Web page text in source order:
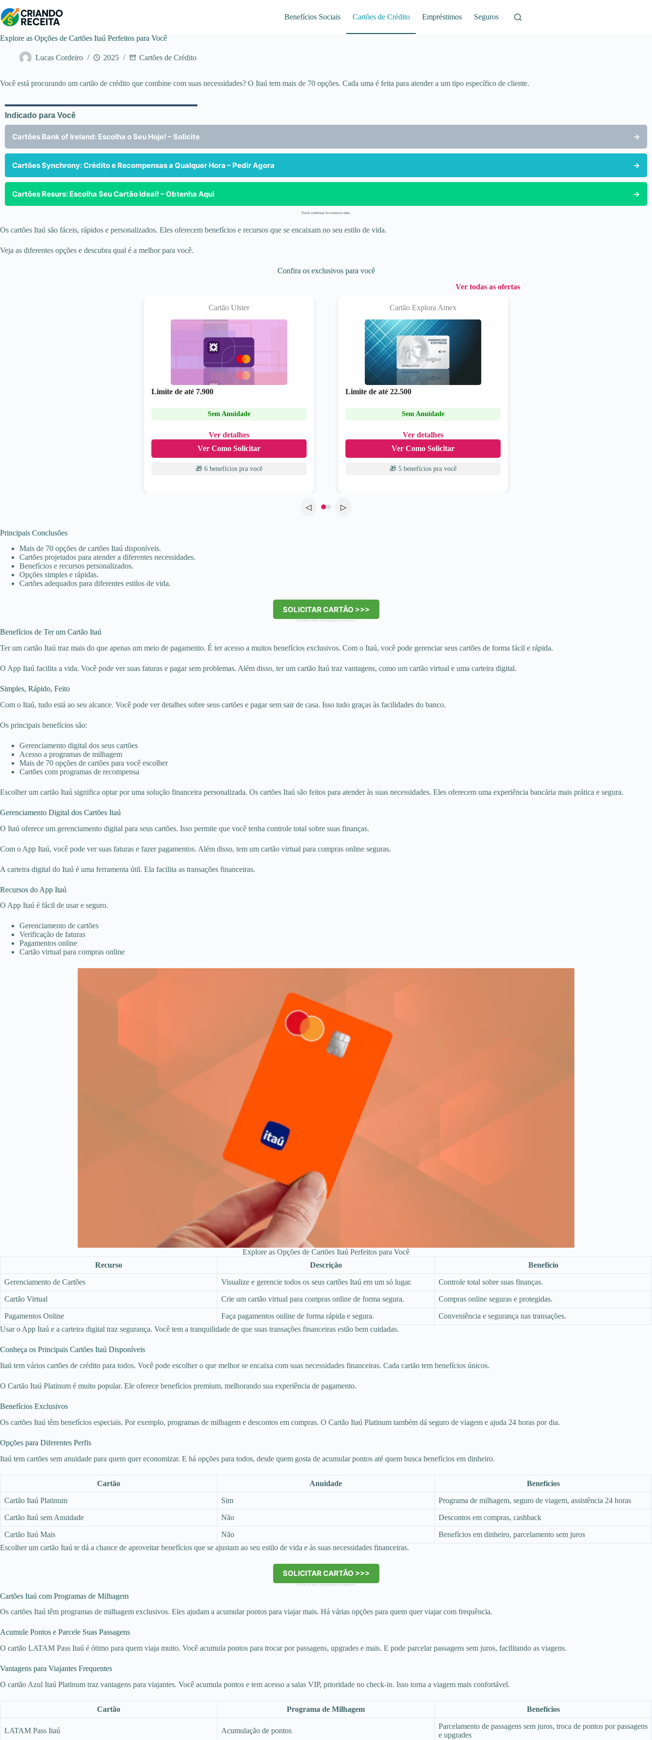
para
o
Benefícios Sociais Cartões de Crédito Empréstimos Seguros
Explore as Opções de Cartões Itaú Perfeitos para Você
Lucas Cordeiro 2025 Cartões de Crédito
Você está procurando um cartão de crédito que combine com suas necessidades? O Itaú tem mais de 70 opções. Cada uma é feita para atender a um tipo específico de cliente.
Indicado para Você
Cartões Bank of Ireland: Escolha o Seu Hoje! – Solicite →
Cartões Synchrony: Crédito e Recompensas a Qualquer Hora – Pedir Agora →
Cartões Resurs: Escolha Seu Cartão Ideal! – Obtenha Aqui →
Você continua no mesmo site..
Os cartões Itaú são fáceis, rápidos e personalizados. Eles oferecem benefícios e recursos que se encaixam no seu estilo de vida.
Veja as diferentes opções e descubra qual é a melhor para você.
Confira os exclusivos para você
Ver todas as ofertas
Cartão Ulster
Limite de até 7.900
Sem Anuidade
Ver detalhes
Ver Como Solicitar
🎁 6 benefícios pra você
Cartão Explora Amex
Limite de até 22.500
Sem Anuidade
Ver detalhes
Ver Como Solicitar
🎁 5 benefícios pra você
◁ ▷
Principais Conclusões
Mais de 70 opções de cartões Itaú disponíveis.
Cartões projetados para atender a diferentes necessidades.
Benefícios e recursos personalizados.
Opções simples e rápidas.
Cartões adequados para diferentes estilos de vida.
SOLICITAR CARTÃO >>>
Clicando no botão você permanecerá neste site.
Benefícios de Ter um Cartão Itaú
Ter um cartão Itaú traz mais do que apenas um meio de pagamento. É ter acesso a muitos benefícios exclusivos. Com o Itaú, você pode gerenciar seus cartões de forma fácil e rápida.
O App Itaú facilita a vida. Você pode ver suas faturas e pagar sem problemas. Além disso, ter um cartão Itaú traz vantagens, como um cartão virtual e uma carteira digital.
Simples, Rápido, Feito
Com o Itaú, tudo está ao seu alcance. Você pode ver detalhes sobre seus cartões e pagar sem sair de casa. Isso tudo graças às facilidades do banco.
Os principais benefícios são:
Gerenciamento digital dos seus cartões
Acesso a programas de milhagem
Mais de 70 opções de cartões para você escolher
Cartões com programas de recompensa
Escolher um cartão Itaú significa optar por uma solução financeira personalizada. Os cartões Itaú são feitos para atender às suas necessidades. Eles oferecem uma experiência bancária mais prática e segura.
Gerenciamento Digital dos Cartões Itaú
O Itaú oferece um gerenciamento digital para seus cartões. Isso permite que você tenha controle total sobre suas finanças.
Com o App Itaú, você pode ver suas faturas e fazer pagamentos. Além disso, tem um cartão virtual para compras online seguras.
A carteira digital do Itaú é uma ferramenta útil. Ela facilita as transações financeiras.
Recursos do App Itaú
O App Itaú é fácil de usar e seguro.
Gerenciamento de cartões
Verificação de faturas
Pagamentos online
Cartão virtual para compras online
Explore as Opções de Cartões Itaú Perfeitos para Você
Recurso
Descrição Benefício
Gerenciamento de Cartões Visualize e gerencie todos os seus cartões Itaú em um só lugar. Controle total sobre suas finanças.
Cartão Virtual Crie um cartão virtual para compras online de forma segura. Compras online seguras e protegidas.
Pagamentos Online Faça pagamentos online de forma rápida e segura.
Conveniência e segurança nas transações.
Usar o App Itaú e a carteira digital traz segurança. Você tem a tranquilidade de que suas transações financeiras estão bem cuidadas.
Conheça os Principais Cartões Itaú Disponíveis
Itaú tem vários cartões de crédito para todos. Você pode escolher o que melhor se encaixa com suas necessidades financeiras. Cada cartão tem benefícios únicos.
O Cartão Itaú Platinum é muito popular. Ele oferece benefícios premium, melhorando sua experiência de pagamento.
Benefícios Exclusivos
Os cartões Itaú têm benefícios especiais. Por exemplo, programas de milhagem e descontos em compras. O Cartão Itaú Platinum também dá seguro de viagem e ajuda 24 horas por dia.
Opções para Diferentes Perfis
Itaú tem cartões sem anuidade para quem quer economizar. E há opções para todos, desde quem gosta de acumular pontos até quem busca benefícios em dinheiro.
Cartão Anuidade Benefícios
Cartão Itaú Platinum Sim Programa de milhagem, seguro de viagem, assistência 24 horas
Cartão Itaú sem Anuidade Não Descontos em compras, cashback
Cartão Itaú Mais Não
Benefícios em dinheiro, parcelamento sem juros
Escolher um cartão Itaú te dá a chance de aproveitar benefícios que se ajustam ao seu estilo de vida e às suas necessidades financeiras.
SOLICITAR CARTÃO >>>
Clicando no botão você permanecerá neste site.
Cartões Itaú com Programas de Milhagem
Os cartões Itaú têm programas de milhagem exclusivos. Eles ajudam a acumular pontos para viajar mais. Há várias opções para quem quer viajar com frequência.
Acumule Pontos e Parcele Suas Passagens
O cartão LATAM Pass Itaú é ótimo para quem viaja muito. Você acumula pontos para trocar por passagens, upgrades e mais. E pode parcelar passagens sem juros, facilitando as viagens.
Vantagens para Viajantes Frequentes
O cartão Azul Itaú Platinum traz vantagens para viajantes. Você acumula pontos e tem acesso a salas VIP, prioridade no check-in. Isso torna a viagem mais confortável.
Cartão Programa de Milhagem Benefícios
LATAM Pass Itaú Acumulação de pontos
Parcelamento de passagens sem juros, troca de pontos por passagens
e upgrades